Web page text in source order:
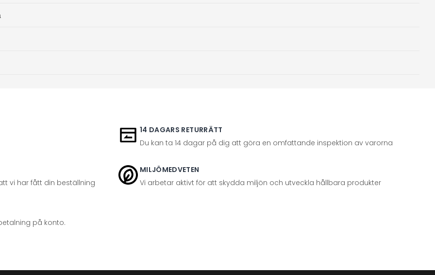
14 DAGARS RETURRÄTT
Du kan ta 14 dagar på dig att göra en omfattande inspektion av varorna
vi har fått din beställning
MILJÖMEDVETEN
Vi arbetar aktivt för att skydda miljön och utveckla hållbara produkter
på konto.